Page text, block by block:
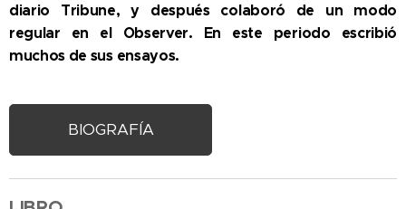
diario Tribune, y después colaboró de un modo
regular en el Observer. En este periodo escribió
muchos de sus ensayos.
BIOGRAFÍA